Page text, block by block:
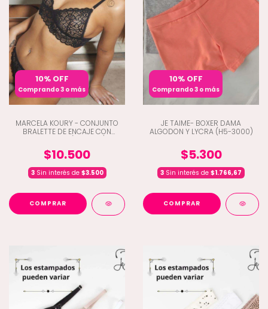
10% OFF
Comprando 3 o más
MARCELA KOURY - CONJUNTO
BRALETTE DE ENCAJE CON
$10.500
3Sin interés de $3.500
COMPRAR
10% OFF
Comprando 3 o más
JE TAIME- BOXER DAMA
ALGODON Y LYCRA (H5-3000)
$5.300
3 Sin interés de $1.766,67
COMPRAR